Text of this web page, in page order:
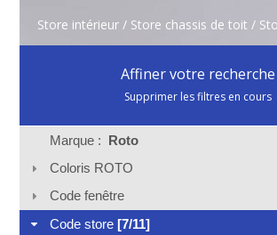
Store intérieur / Store chassis de toit /
Affiner votre recherche
Supprimer les filtres en cours
Marque : Roto
Coloris ROTO
Code fenêtre
Code store [7/11]